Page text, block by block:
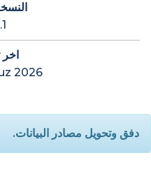
2026
دفق وتحويل مصادر البيانات.